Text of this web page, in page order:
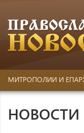
МИТРОПОЛИИ И